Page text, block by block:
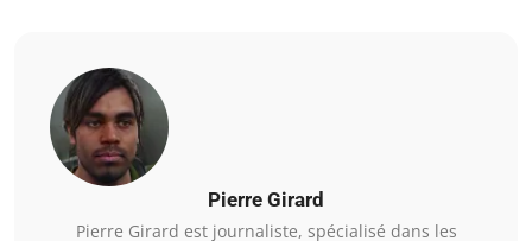
Pierre Girard
Pierre Girard est journaliste, spécialisé dans les